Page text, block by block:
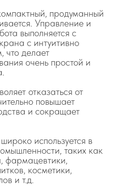
продуманный
Управление и
выполняется с
с интуитивно
что делает
очень простой и
отказаться от
повышает
и сокращает
используется в
таких как
фармацевтики,
косметики,
и т.д.